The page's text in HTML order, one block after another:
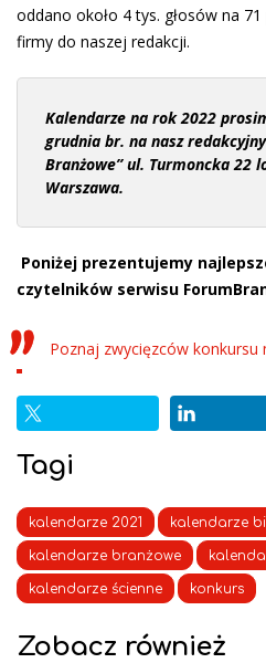
oddano około 4 tys. głosów na
firmy do naszej redakcji.
Kalendarze na rok 2022
grudnia br. na nasz
Branżowe” ul. Turmoncka 22
Warszawa.
Poniżej prezentujemy
czytelników serwisu
Poznaj zwycięzców konkursu
Tagi
kalendarze 2021 kalendarze
kalendarze branżowe
kalendarze ścienne konkurs
Zobacz również